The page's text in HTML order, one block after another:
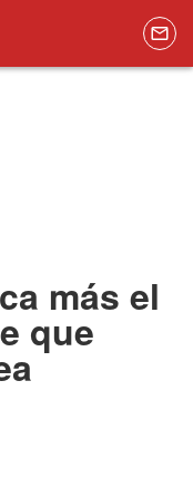
más el
que